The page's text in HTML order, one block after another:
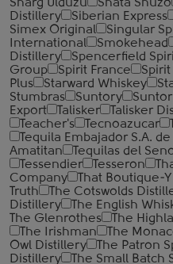
Sharg Ulduzu
Shata Shuzo
Distillery
Siberian Express
Simex Original
Singular
International
Smokehead
Distillery
Spencerfield
Group
Spirit France Spirit
Plus
Starward Whiskey
Stumbras
Suntory
Export
Talisker Talisker
Teacher's
Tecnoazucar
Tequila Embajador S.A. de
Amatitan
Tequilas del
Tessendier
Tesseron
Company
That Boutique-
Truth
The Cotswolds
Distillery
The English
The Glenrothes
The
The Irishman
The
Owl Distillery
The Patron
Distillery
The Small